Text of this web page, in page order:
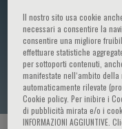
Rodante A.
Il nostro sito usa cookie
necessari a consentire la
consentire una migliore
effettuare statistiche
per sottoporti contenuti,
manifestate nell‘ambito
automaticamente rilevate
Cookie policy. Per inibire i
di pubblicità mirata e/o i
INFORMAZIONI